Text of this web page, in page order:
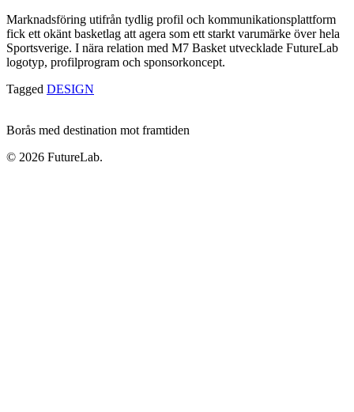
Marknadsföring utifrån tydlig profil och kommunikationsplattform
fick ett okänt basketlag att agera som ett starkt varumärke över hela
Sportsverige. I nära relation med M7 Basket utvecklade FutureLab
logotyp, profilprogram och sponsorkoncept.
Tagged DESIGN
Borås med destination mot framtiden
© 2026 FutureLab.